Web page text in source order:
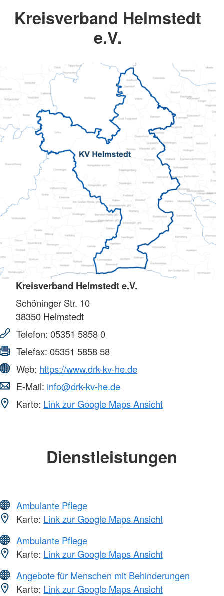
Kreisverband Helmstedt
e.V.
Kreisverband Helmstedt e.V.
Schöninger Str. 10
38350 Helmstedt
Telefon: 05351 5858 0
Telefax: 05351 5858 58
Web: https://www.drk-kv-he.de
E-Mail: info@drk-kv-he.de
Karte: Link zur Google Maps Ansicht
Dienstleistungen
Ambulante Pflege
Karte: Link zur Google Maps Ansicht
Ambulante Pflege
Karte: Link zur Google Maps Ansicht
Angebote für Menschen mit Behinderungen
Karte: Link zur Google Maps Ansicht